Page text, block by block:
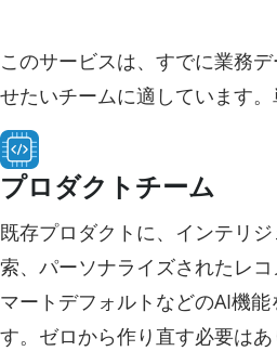
このサービスは、すでに業務
せたいチームに適しています
プロダクトチーム
既存プロダクトに、インテリ
索、パーソナライズされたレコ
マートデフォルトなどのAI機能
す。ゼロから作り直す必要はあ